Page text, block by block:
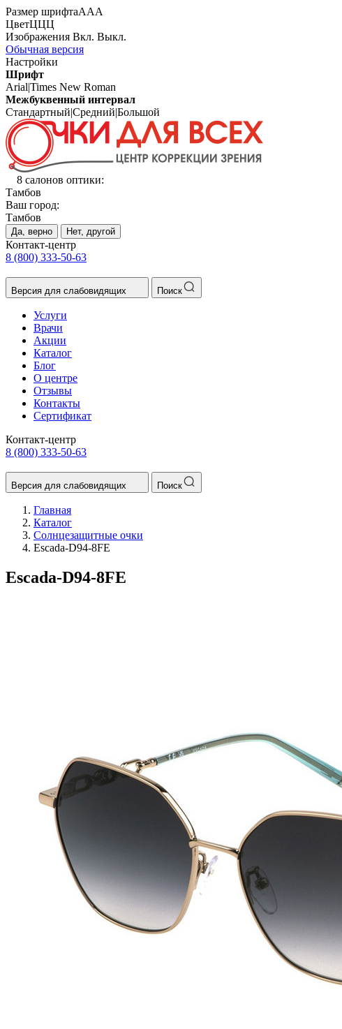
Размер шрифтаААА
ЦветЦЦЦ
Изображения Вкл. Выкл.
Обычная версия
Настройки
Шрифт
Arial|Times New Roman
Межбуквенный интервал
Стандартный|Средний|Большой
8 салонов оптики:
Тамбов
Ваш город:
Тамбов
Да, верно Нет, другой
Контакт-центр
8 (800) 333-50-63
Версия для слабовидящих Поиск
Услуги
Врачи
Акции
Каталог
Блог
О центре
Отзывы
Контакты
Сертификат
Контакт-центр
8 (800) 333-50-63
Версия для слабовидящих Поиск
Главная
Каталог
Солнцезащитные очки
Escada-D94-8FE
Escada-D94-8FE